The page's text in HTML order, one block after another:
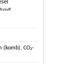
(komb), CO₂-